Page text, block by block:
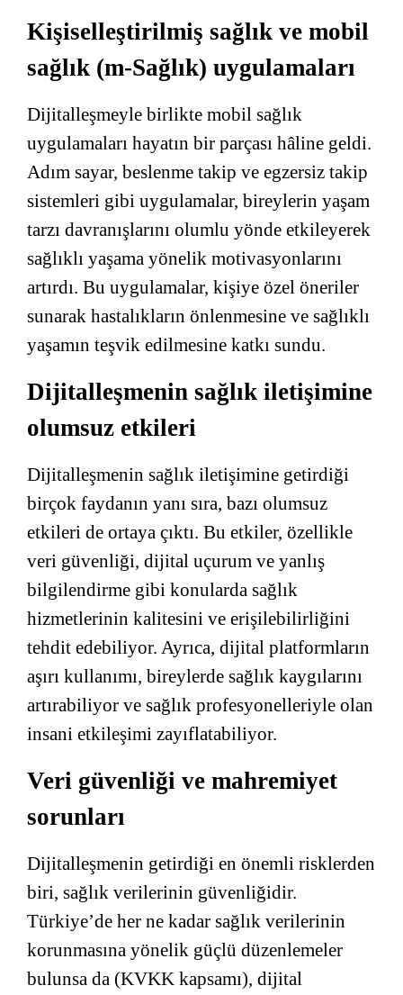
Kişiselleştirilmiş sağlık ve mobil
sağlık (m-Sağlık) uygulamaları
Dijitalleşmeyle birlikte mobil sağlık
uygulamaları hayatın bir parçası hâline geldi.
Adım sayar, beslenme takip ve egzersiz takip
sistemleri gibi uygulamalar, bireylerin yaşam
tarzı davranışlarını olumlu yönde etkileyerek
sağlıklı yaşama yönelik motivasyonlarını
artırdı. Bu uygulamalar, kişiye özel öneriler
sunarak hastalıkların önlenmesine ve sağlıklı
yaşamın teşvik edilmesine katkı sundu.
Dijitalleşmenin sağlık iletişimine
olumsuz etkileri
Dijitalleşmenin sağlık iletişimine getirdiği
birçok faydanın yanı sıra, bazı olumsuz
etkileri de ortaya çıktı. Bu etkiler, özellikle
veri güvenliği, dijital uçurum ve yanlış
bilgilendirme gibi konularda sağlık
hizmetlerinin kalitesini ve erişilebilirliğini
tehdit edebiliyor. Ayrıca, dijital platformların
aşırı kullanımı, bireylerde sağlık kaygılarını
artırabiliyor ve sağlık profesyonelleriyle olan
insani etkileşimi zayıflatabiliyor.
Veri güvenliği ve mahremiyet
sorunları
Dijitalleşmenin getirdiği en önemli risklerden
biri, sağlık verilerinin güvenliğidir.
Türkiye’de her ne kadar sağlık verilerinin
korunmasına yönelik güçlü düzenlemeler
bulunsa da (KVKK kapsamı), dijital